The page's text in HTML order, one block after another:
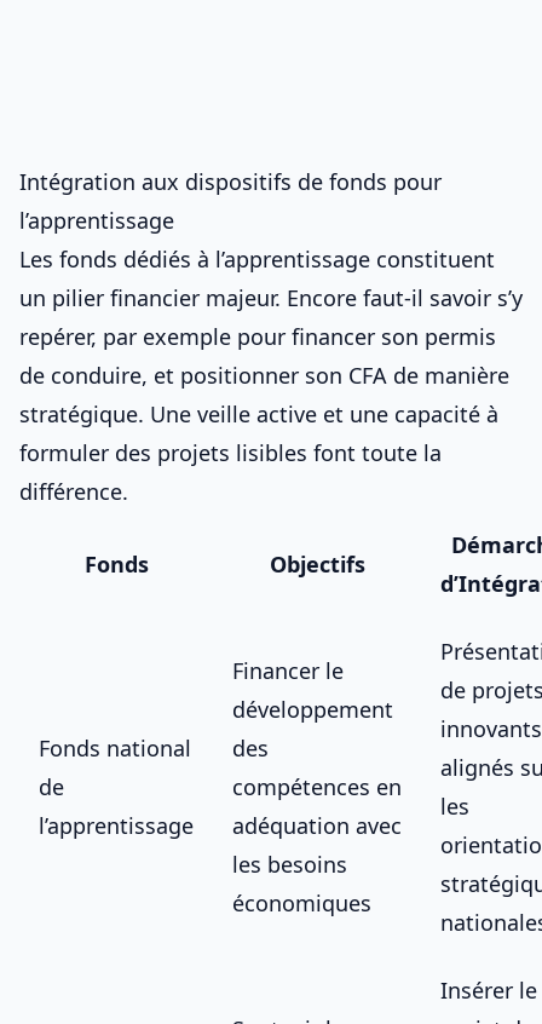
Intégration aux dispositifs de fonds pour
l’apprentissage
Les fonds dédiés à l’apprentissage constituent
un pilier financier majeur. Encore faut-il savoir s’y
repérer, par exemple pour financer son permis
de conduire, et positionner son CFA de manière
stratégique. Une veille active et une capacité à
formuler des projets lisibles font toute la
différence.
Fonds Objectifs
Fonds national
de
l’apprentissage
Financer le
développement
des
compétences en
adéquation avec
les besoins
économiques
de
alignés
les
Insérer le